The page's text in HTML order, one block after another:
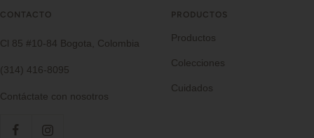
CONTACTO
Cl 85 #10-84 Bogota, Colombia
(314) 416-8095
Contáctate con nosotros
PRODUCTOS
Productos
Colecciones
Cuidados